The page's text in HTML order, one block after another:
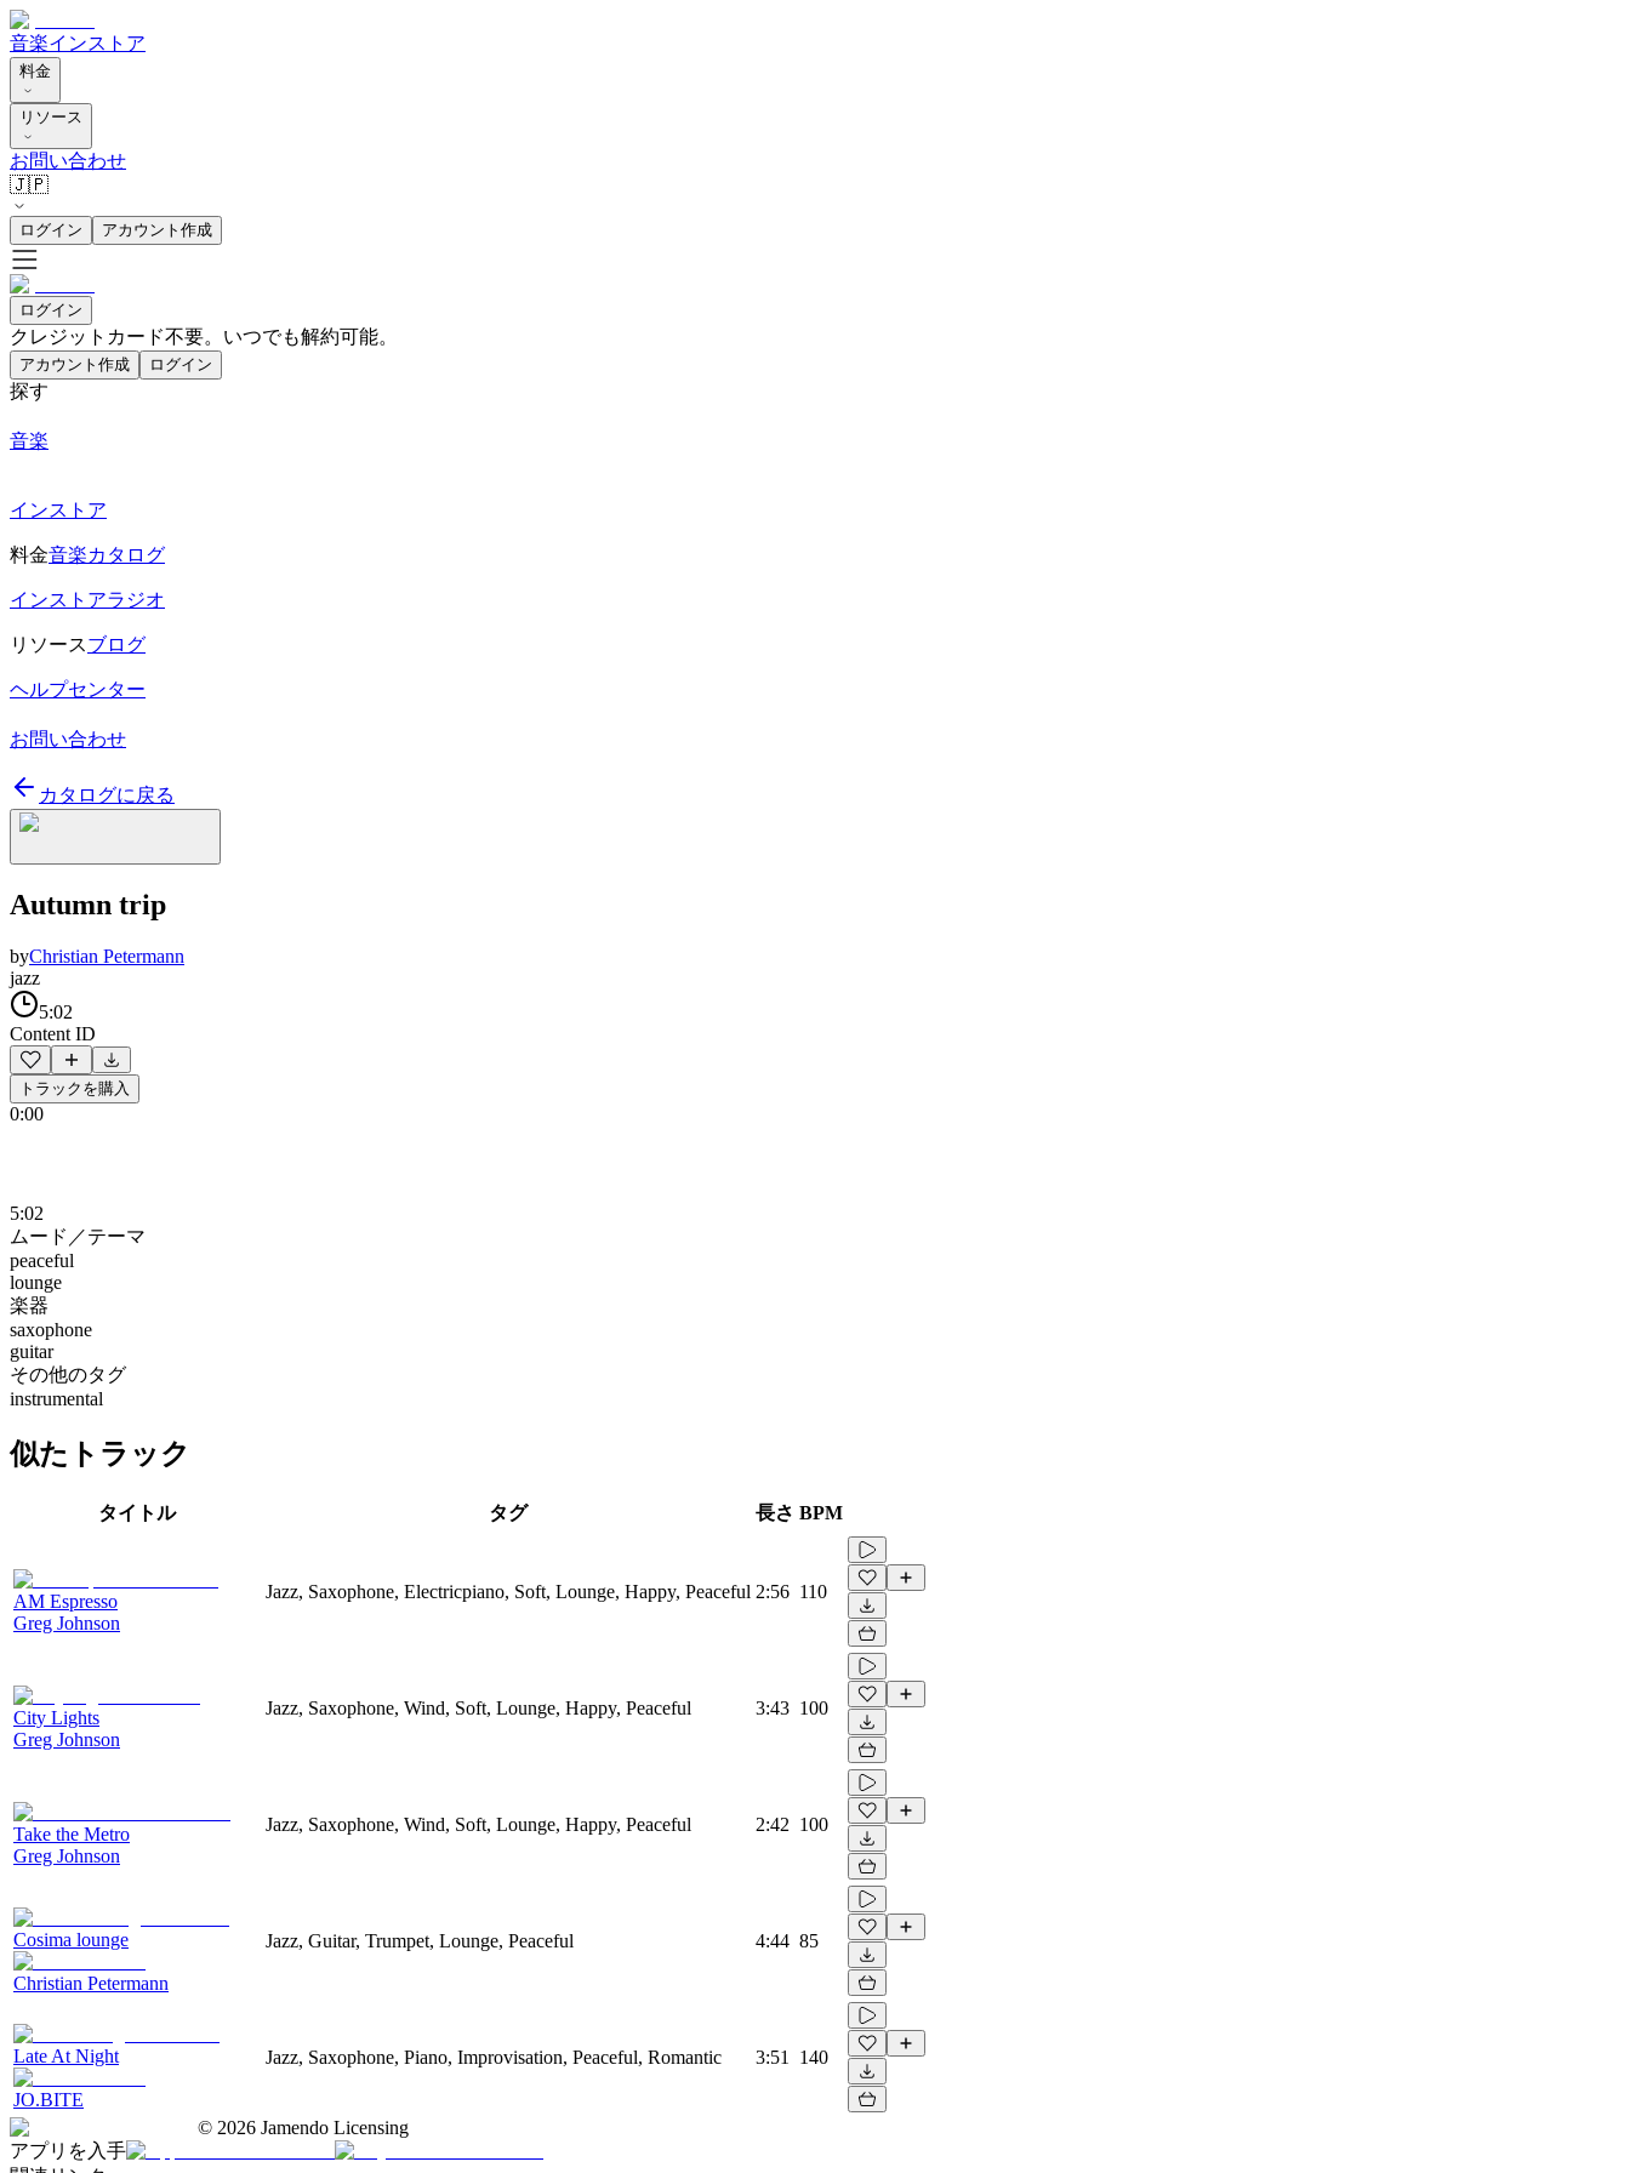
音楽インストア
料金
リソース
お問い合わせ
🇯🇵
ログイン アカウント作成
ログイン
クレジットカード不要。いつでも解約可能。
アカウント作成 ログイン
探す
音楽
インストア
料金音楽カタログ
インストアラジオ
リソースブログ
ヘルプセンター
お問い合わせ
カタログに戻る
Autumn trip
byChristian Petermann
jazz
5:02
Content ID
トラックを購入
0:00
5:02
ムード／テーマ
peaceful
lounge
楽器
saxophone
guitar
その他のタグ
instrumental
似たトラック
タイトル タグ 長さ BPM
AM Espresso
Greg Johnson
Jazz, Saxophone, Electricpiano, Soft, Lounge, Happy, Peaceful 2:56 110
City Lights
Greg Johnson
Jazz, Saxophone, Wind, Soft, Lounge, Happy, Peaceful 3:43 100
Take the Metro
Greg Johnson
Jazz, Saxophone, Wind, Soft, Lounge, Happy, Peaceful 2:42 100
Cosima lounge
Christian Petermann
Jazz, Guitar, Trumpet, Lounge, Peaceful 4:44 85
Late At Night
JO.BITE
Jazz, Saxophone, Piano, Improvisation, Peaceful, Romantic 3:51 140
© 2026 Jamendo Licensing
アプリを入手